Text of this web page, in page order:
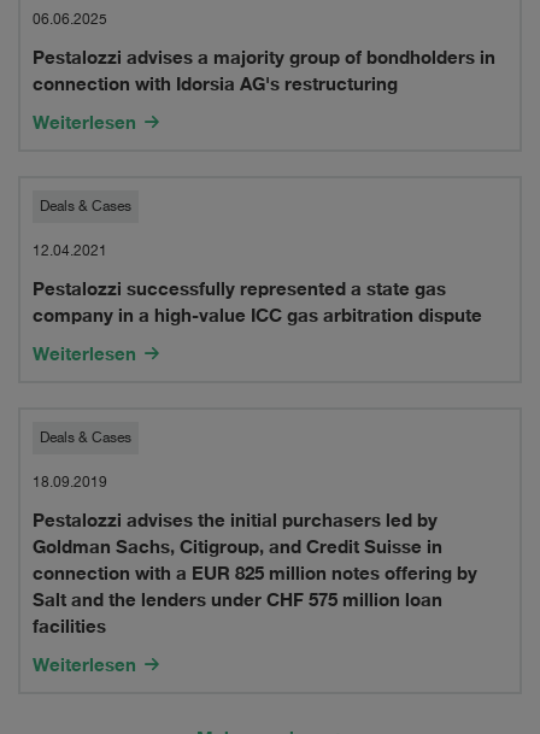
advises
a
majority
of
bondholders
in
connection
with
06.06.2025
Pestalozzi advises a majority group of bondholders in
connection with Idorsia AG's restructuring
Weiterlesen
Pestalozzi
successfully
represented
a
gas
company
in
a
high-
Deals & Cases
12.04.2021
Pestalozzi successfully represented a state gas
company in a high-value ICC gas arbitration dispute
Weiterlesen
Pestalozzi
advises
the
initial
purchasers
led
Deals & Cases
18.09.2019
Pestalozzi advises the initial purchasers led by
Goldman Sachs, Citigroup, and Credit Suisse in
connection with a EUR 825 million notes offering by
Salt and the lenders under CHF 575 million loan
facilities
Weiterlesen